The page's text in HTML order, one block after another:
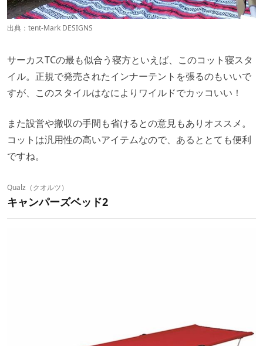
出典： tent-Mark DESIGNS
サーカスTCの最も似合う寝方といえば、このコット寝スタ
イル。正規で発売されたインナーテントを張るのもいいで
すが、このスタイルはなによりワイルドでカッコいい！
また設営や撤収の手間も省けるとの意見もありオススメ。
コットは汎用性の高いアイテムなので、あるととても便利
ですね。
Qualz（クオルツ）
キャンパーズベッド2